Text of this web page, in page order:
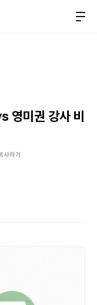
영미권 강사 비
사하기